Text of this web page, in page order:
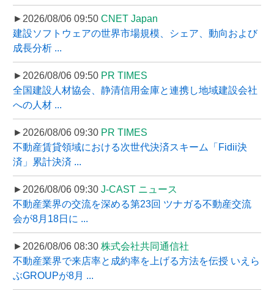
►2026/08/06 09:50 CNET Japan
建設ソフトウェアの世界市場規模、シェア、動向および
成長分析 ...
►2026/08/06 09:50 PR TIMES
全国建設人材協会、静清信用金庫と連携し地域建設会社
への人材 ...
►2026/08/06 09:30 PR TIMES
不動産賃貸領域における次世代決済スキーム「Fidii決
済」累計決済 ...
►2026/08/06 09:30 J-CAST ニュース
不動産業界の交流を深める第23回 ツナガる不動産交流
会が8月18日に ...
►2026/08/06 08:30 株式会社共同通信社
不動産業界で来店率と成約率を上げる方法を伝授 いえら
ぶGROUPが8月 ...